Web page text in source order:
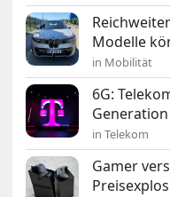
Modelle
in Mobilität
6G:
in Telekom
Gamer